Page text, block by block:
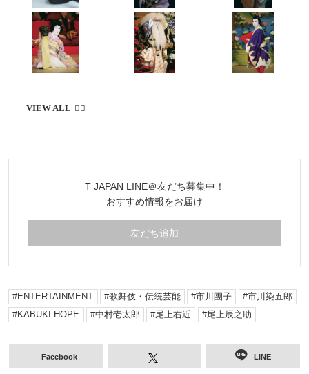
T JAPAN LINE＠友だち募集中！
おすすめ情報をお届け
友だち追加
ENTERTAINMENT 歌舞伎・伝統芸能 市川團子
市川染五郎
KABUKI HOPE
中村壱太郎 尾上右近 尾上辰之助
Facebook LINE